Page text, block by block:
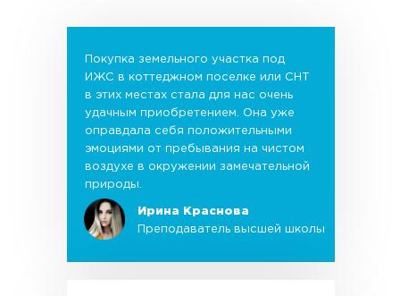
Покупка земельного участка под
ИЖС в коттеджном поселке или СНТ
в этих местах стала для нас очень
удачным приобретением. Она уже
оправдала себя положительными
эмоциями от пребывания на чистом
воздухе в окружении замечательной
природы.
Ирина Краснова
Преподаватель высшей школы